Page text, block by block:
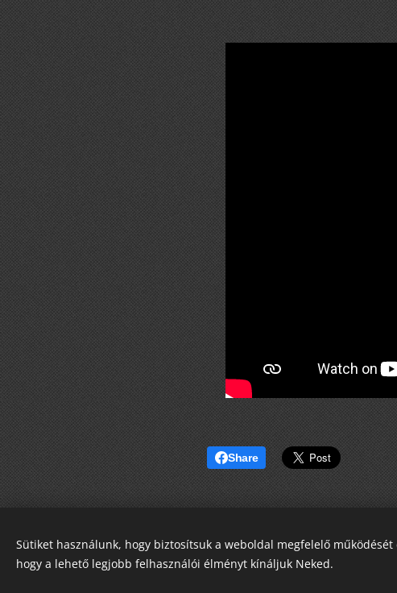
Share
Sütiket használunk, hogy biztosítsuk a weboldal megfelelő
hogy a lehető legjobb felhasználói élményt kínáljuk Neked.